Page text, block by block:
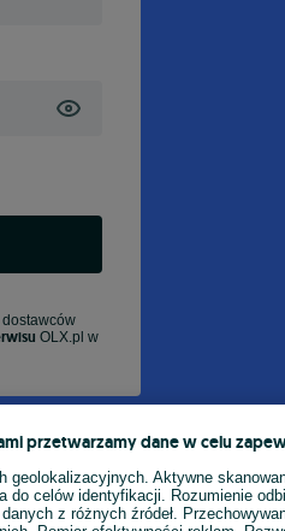
OLX.pl w
przetwarzamy dane w celu
geolokalizacyjnych. Aktywne
do celów identyfikacji. Rozumienie
z różnych źródeł.